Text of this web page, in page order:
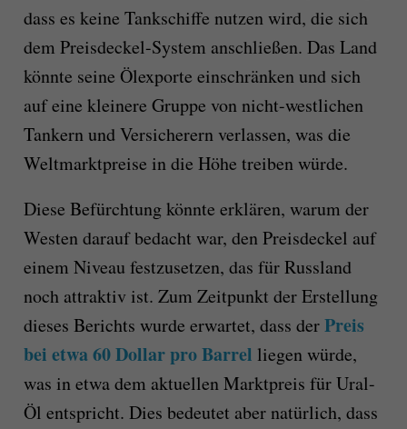
dass es keine Tankschiffe nutzen wird, die sich
dem Preisdeckel-System anschließen. Das Land
könnte seine Ölexporte einschränken und sich
auf eine kleinere Gruppe von nicht-westlichen
Tankern und Versicherern verlassen, was die
Weltmarktpreise in die Höhe treiben würde.
Diese Befürchtung könnte erklären, warum der
Westen darauf bedacht war, den Preisdeckel auf
einem Niveau festzusetzen, das für Russland
noch attraktiv ist. Zum Zeitpunkt der Erstellung
dieses Berichts wurde erwartet, dass derPreis
bei etwa 60 Dollar pro Barrel liegen würde,
was in etwa dem aktuellen Marktpreis für Ural-
Öl entspricht. Dies bedeutet aber natürlich, dass